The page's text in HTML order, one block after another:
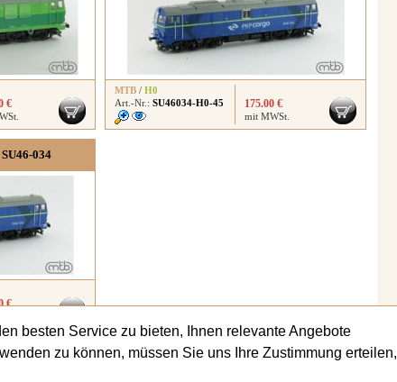
besten Service zu bieten, Ihnen relevante Angebote
zu können, müssen Sie uns Ihre Zustimmung erteilen,
€
MTB / H0
Art.-Nr.: SU46034-H0-45 175.00 €
mit MWSt.
034
€
Kontaktieren Sie uns und wir beraten Sie gerne.